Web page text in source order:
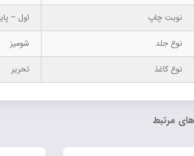
نوبت چاپ
اول – پاییز
نوع جلد
شومیز
نوع کاغذ
تحریر
مرتبط